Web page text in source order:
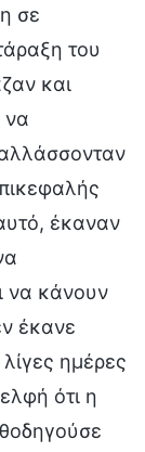
σε
του
και
να
έκαναν
να κάνουν
έκανε
ημέρες
ότι η